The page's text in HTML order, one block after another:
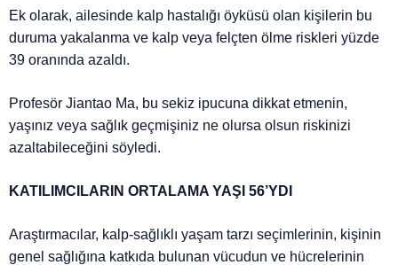
Ek olarak, ailesinde kalp hastalığı öyküsü olan kişilerin bu
duruma yakalanma ve kalp veya felçten ölme riskleri yüzde
39 oranında azaldı.
Profesör Jiantao Ma, bu sekiz ipucuna dikkat etmenin,
yaşınız veya sağlık geçmişiniz ne olursa olsun riskinizi
azaltabileceğini söyledi.
KATILIMCILARIN ORTALAMA YAŞI 56’YDI
Araştırmacılar, kalp-sağlıklı yaşam tarzı seçimlerinin, kişinin
genel sağlığına katkıda bulunan vücudun ve hücrelerinin